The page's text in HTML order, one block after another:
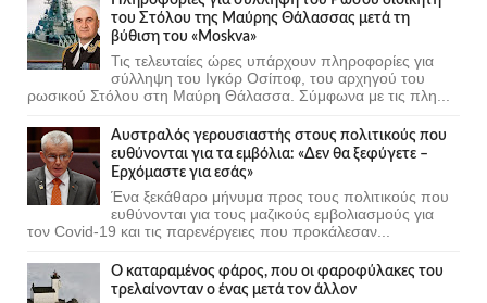
του Στόλου της Mαύρης Θάλασσας μετά τη
βύθιση του «Moskva»
Τις τελευταίες ώρες υπάρχουν πληροφορίες για
σύλληψη του Ιγκόρ Οσίποφ, του αρχηγού του
ρωσικού Στόλου στη Μαύρη Θάλασσα. Σύμφωνα με τις πλη...
Αυστραλός γερουσιαστής στους πολιτικούς που
ευθύνονται για τα εμβόλια: «Δεν θα ξεφύγετε –
Ερχόμαστε για εσάς»
Ένα ξεκάθαρο μήνυμα προς τους πολιτικούς που
ευθύνονται για τους μαζικούς εμβολιασμούς για
τον Covid-19 και τις παρενέργειες που προκάλεσαν...
Ο καταραμένος φάρος, που οι φαροφύλακες του
τρελαίνονταν ο ένας μετά τον άλλον